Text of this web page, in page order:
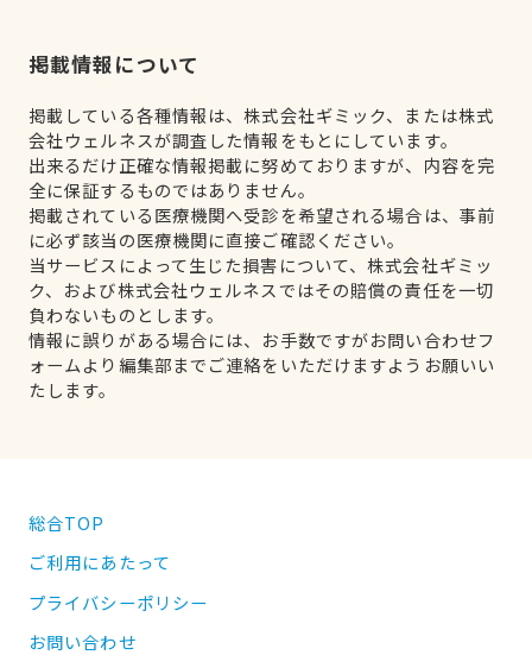
掲載情報について
掲載している各種情報は、株式会社ギミック、または株式
会社ウェルネスが調査した情報をもとにしています。
出来るだけ正確な情報掲載に努めておりますが、内容を完
全に保証するものではありません。
掲載されている医療機関へ受診を希望される場合は、事前
に必ず該当の医療機関に直接ご確認ください。
当サービスによって生じた損害について、株式会社ギミッ
ク、および株式会社ウェルネスではその賠償の責任を一切
負わないものとします。
情報に誤りがある場合には、お手数ですがお問い合わせフ
ォームより編集部までご連絡をいただけますようお願いい
たします。
総合TOP
ご利用にあたって
プライバシーポリシー
お問い合わせ